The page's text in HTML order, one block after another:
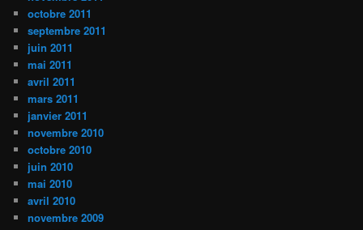
octobre 2011
septembre 2011
juin 2011
mai 2011
avril 2011
mars 2011
janvier 2011
novembre 2010
octobre 2010
juin 2010
mai 2010
avril 2010
novembre 2009